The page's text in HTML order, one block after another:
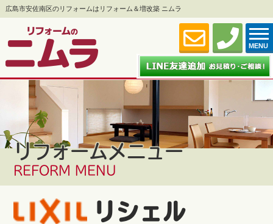
広島市安佐南区のリフォームはリフォーム＆増改築 ニムラ
MENU
リフォームメニュー
REFORM MENU
リシェル